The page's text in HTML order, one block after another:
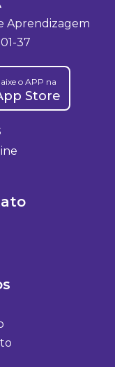
Aprendizagem
37
o APP na
Store